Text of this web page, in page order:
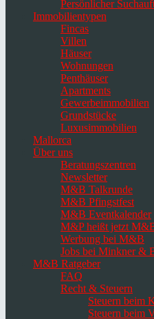
Persönlicher
Immobilientypen
Fincas
Villen
Häuser
Wohnungen
Penthäuser
Apartments
Gewerbeimmobilien
Grundstücke
Luxusimmobilien
Mallorca
Über uns
Beratungszentren
Newsletter
M&B Talkrunde
M&B Pfingstfest
M&B Eventkalender
M&P heißt jetzt
Werbung bei M&B
Jobs bei Minkner &
M&B Ratgeber
FAQ
Recht & Steuern
Steuern beim
Steuern beim